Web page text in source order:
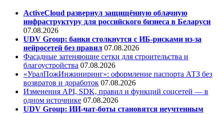
ActiveCloud развернул защищённую облачную
инфраструктуру для российского бизнеса в Беларуси
07.08.2026
UDV Group: банки столкнутся с ИБ-рисками из-за
нейросетей без правил 07.08.2026
Фасадные затеняющие сетки для строительства и
благоустройства 07.08.2026
«УралПожИнжиниринг»: оформление паспорта АТЗ без
возвратов и доработок 07.08.2026
Изменения API, SDK, правил и функций соцсетей — в
одном источнике 07.08.2026
UDV Group: ИИ-чат-боты становятся неучтенным